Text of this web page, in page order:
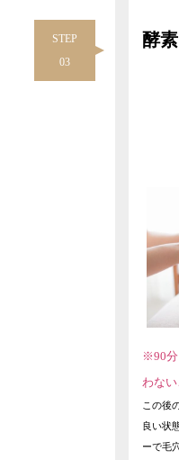
STEP
03
酵
※90分
わな
この後
良い状
ーで毛